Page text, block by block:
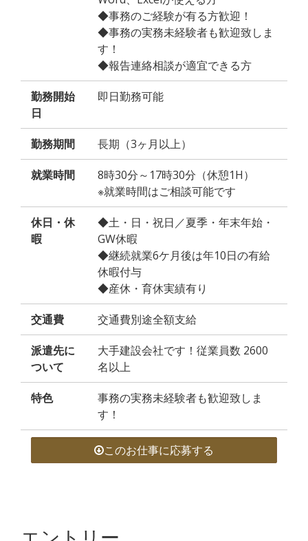
◆事務のご経験が有る方歓迎！
◆事務の実務未経験者も歓迎致しま
す！
◆報告連絡相談が適宜できる方
勤務開始
日
即日勤務可能
勤務期間 長期（3ヶ月以上）
就業時間
8時30分～17時30分（休憩1H）
※就業時間はご相談可能です
休日・休
暇
◆土・日・祝日／夏季・年末年始・
GW休暇
◆継続就業6ケ月後は年10日の有給
休暇付与
◆産休・育休実績有り
交通費 交通費別途全額支給
派遣先に
ついて
大手建設会社です！従業員数 2600
名以上
特色
事務の実務未経験者も歓迎致しま
す！
このお仕事に応募する